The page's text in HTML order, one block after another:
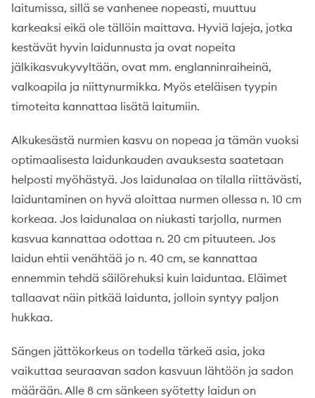
laitumissa, sillä se vanhenee nopeasti, muuttuu
karkeaksi eikä ole tällöin maittava. Hyviä lajeja, jotka
kestävät hyvin laidunnusta ja ovat nopeita
jälkikasvukyvyltään, ovat mm. englanninraiheinä,
valkoapila ja niittynurmikka. Myös eteläisen tyypin
timoteita kannattaa lisätä laitumiin.
Alkukesästä nurmien kasvu on nopeaa ja tämän vuoksi
optimaalisesta laidunkauden avauksesta saatetaan
helposti myöhästyä. Jos laidunalaa on tilalla riittävästi,
laiduntaminen on hyvä aloittaa nurmen ollessa n. 10 cm
korkeaa. Jos laidunalaa on niukasti tarjolla, nurmen
kasvua kannattaa odottaa n. 20 cm pituuteen. Jos
laidun ehtii venähtää jo n. 40 cm, se kannattaa
ennemmin tehdä säilörehuksi kuin laiduntaa. Eläimet
tallaavat näin pitkää laidunta, jolloin syntyy paljon
hukkaa.
Sängen jättökorkeus on todella tärkeä asia, joka
vaikuttaa seuraavan sadon kasvuun lähtöön ja sadon
määrään. Alle 8 cm sänkeen syötetty laidun on